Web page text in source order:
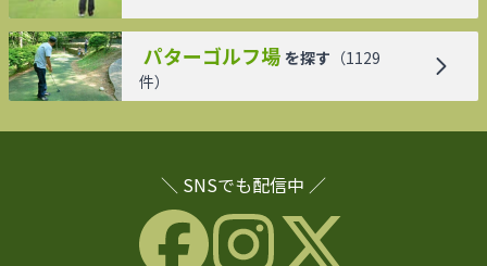
パターゴルフ場 を探す （1129
件）
＼ SNSでも配信中 ／